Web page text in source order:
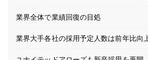
業界全体で業績回復の目処
業界大手各社の採用予定人数は前年比向